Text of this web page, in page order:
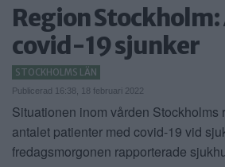
Region
covid-19 sjunker
STOCKHOLMS LÄN
Publicerad 16:38, 18 februari 2022
Situationen inom vården Stockholms
antalet patienter med covid-19 vid
fredagsmorgonen rapporterade